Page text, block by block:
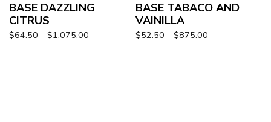
BASE DAZZLING
CITRUS
$64.50 – $1,075.00
BASE TABACO AND
VAINILLA
$52.50 – $875.00